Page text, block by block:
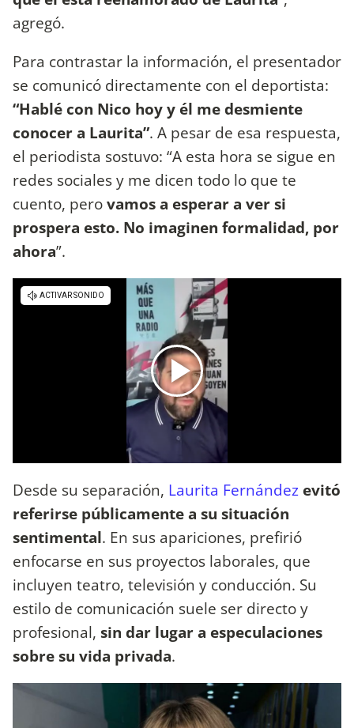
agregó.
Para contrastar la información, el presentador
se comunicó directamente con el deportista:
“Hablé con Nico hoy y él me desmiente
conocer a Laurita”. A pesar de esa respuesta,
el periodista sostuvo: “A esta hora se sigue en
redes sociales y me dicen todo lo que te
cuento, perovamos a esperar a ver si
prospera esto. No imaginen formalidad, por
ahora”.
Desde su separación, Laurita Fernández evitó
referirse públicamente a su situación
sentimental. En sus apariciones, prefirió
enfocarse en sus proyectos laborales, que
incluyen teatro, televisión y conducción. Su
estilo de comunicación suele ser directo y
profesional, sin dar lugar a especulaciones
sobre su vida privada.